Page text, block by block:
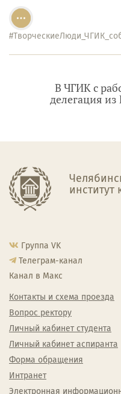
В ЧГИК с
делегация из
институт
Группа VK
Телеграм-канал
Канал в Макс
Контакты и схема проезда
Вопрос ректору
Личный кабинет студента
Личный кабинет аспиранта
Форма обращения
Интранет
Электронная